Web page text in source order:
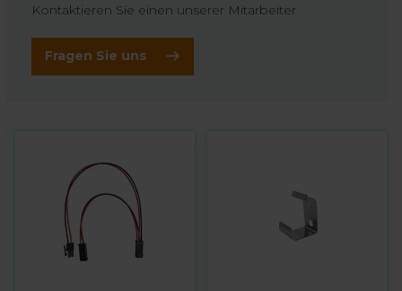
Kontaktieren Sie einen unserer Mitarbeiter
Fragen Sie uns